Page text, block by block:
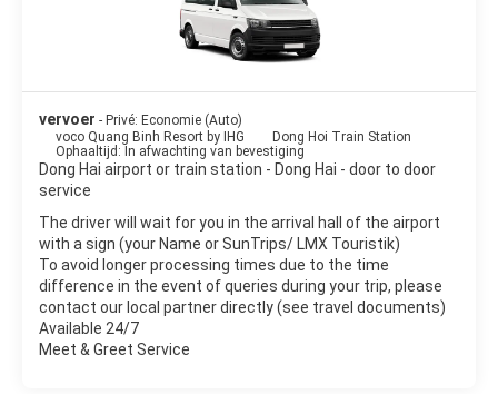
vervoer - Privé: Economie (Auto)
voco Quang Binh Resort by IHG
Dong Hoi Train Station
Ophaaltijd: In afwachting van bevestiging
Dong Hai airport or train station - Dong Hai - door to door
service
The driver will wait for you in the arrival hall of the airport
with a sign (your Name or SunTrips/ LMX Touristik)
To avoid longer processing times due to the time
difference in the event of queries during your trip, please
contact our local partner directly (see travel documents)
Available 24/7
Meet & Greet Service